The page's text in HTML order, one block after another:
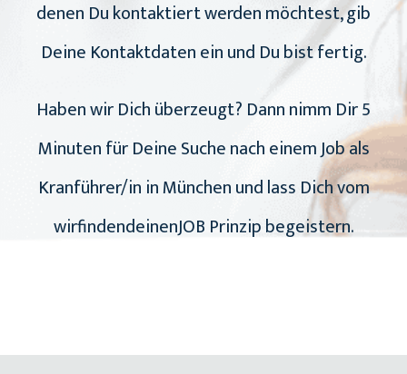
denen Du kontaktiert werden möchtest, gib
Deine Kontaktdaten ein und Du bist fertig.
Haben wir Dich überzeugt? Dann nimm Dir 5
Minuten für Deine Suche nach einem Job als
Kranführer/in in München und lass Dich vom
wirfindendeinenJOB Prinzip begeistern.